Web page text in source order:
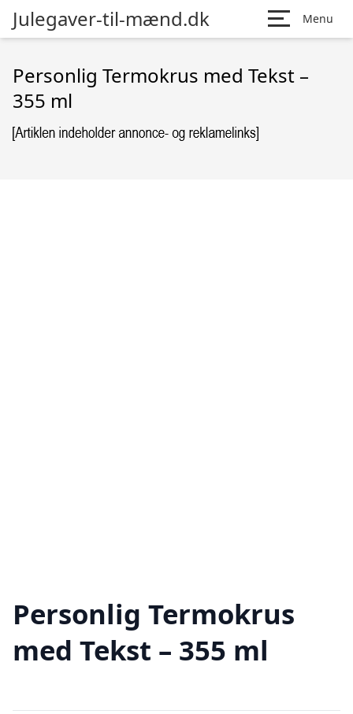
Julegaver-til-mænd.dk Menu
Personlig Termokrus med Tekst –
355 ml
Personlig Termokrus
med Tekst – 355 ml